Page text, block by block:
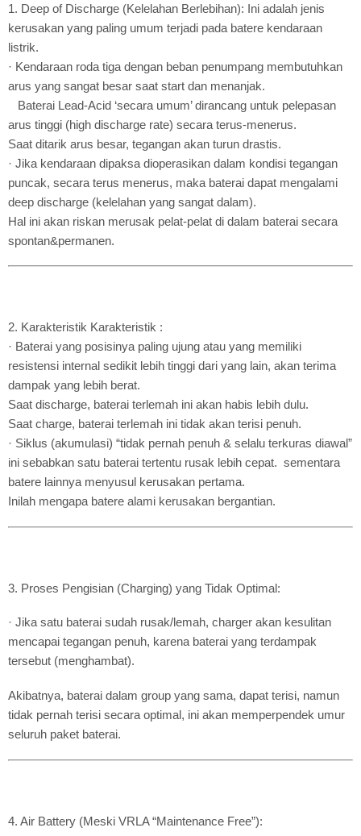
1. Deep of Discharge (Kelelahan Berlebihan): Ini adalah jenis
kerusakan yang paling umum terjadi pada batere kendaraan
listrik.
· Kendaraan roda tiga dengan beban penumpang membutuhkan
arus yang sangat besar saat start dan menanjak.
Baterai Lead-Acid ‘secara umum’ dirancang untuk pelepasan
arus tinggi (high discharge rate) secara terus-menerus.
Saat ditarik arus besar, tegangan akan turun drastis.
· Jika kendaraan dipaksa dioperasikan dalam kondisi tegangan
puncak, secara terus menerus, maka baterai dapat mengalami
deep discharge (kelelahan yang sangat dalam).
Hal ini akan riskan merusak pelat-pelat di dalam baterai secara
spontan&permanen.
2. Karakteristik Karakteristik :
· Baterai yang posisinya paling ujung atau yang memiliki
resistensi internal sedikit lebih tinggi dari yang lain, akan terima
dampak yang lebih berat.
Saat discharge, baterai terlemah ini akan habis lebih dulu.
Saat charge, baterai terlemah ini tidak akan terisi penuh.
· Siklus (akumulasi) “tidak pernah penuh & selalu terkuras diawal”
ini sebabkan satu baterai tertentu rusak lebih cepat. sementara
batere lainnya menyusul kerusakan pertama.
Inilah mengapa batere alami kerusakan bergantian.
3. Proses Pengisian (Charging) yang Tidak Optimal:
· Jika satu baterai sudah rusak/lemah, charger akan kesulitan
mencapai tegangan penuh, karena baterai yang terdampak
tersebut (menghambat).
Akibatnya, baterai dalam group yang sama, dapat terisi, namun
tidak pernah terisi secara optimal, ini akan memperpendek umur
seluruh paket baterai.
4. Air Battery (Meski VRLA “Maintenance Free”):